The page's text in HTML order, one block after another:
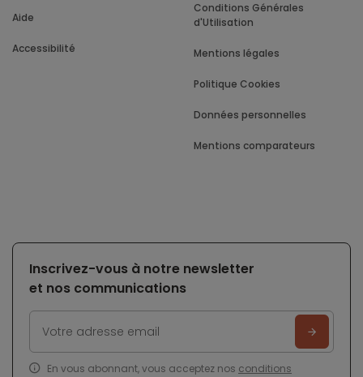
Aide
Accessibilité
Conditions Générales
d'Utilisation
Mentions légales
Politique Cookies
Données personnelles
Mentions comparateurs
Inscrivez-vous à notre newsletter
et nos communications
En vous abonnant, vous acceptez nos conditions